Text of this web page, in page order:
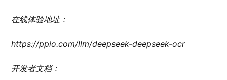
在线体验地址：
https://ppio.com/llm/deepseek-deepseek-ocr
开发者文档：